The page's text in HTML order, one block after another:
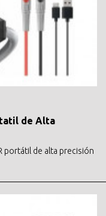
de Alta
portátil de alta precisión